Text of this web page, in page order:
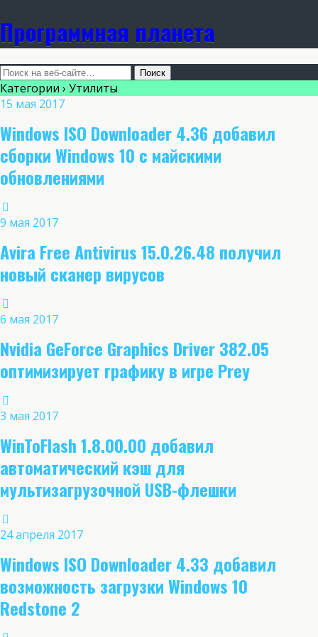
Программная планета
Категории › Утилиты
15 мая 2017
Windows ISO Downloader 4.36 добавил
сборки Windows 10 с майскими
обновлениями
9 мая 2017
Avira Free Antivirus 15.0.26.48 получил
новый сканер вирусов
6 мая 2017
Nvidia GeForce Graphics Driver 382.05
оптимизирует графику в игре Prey
3 мая 2017
WinToFlash 1.8.00.00 добавил
автоматический кэш для
мультизагрузочной USB-флешки
24 апреля 2017
Windows ISO Downloader 4.33 добавил
возможность загрузки Windows 10
Redstone 2